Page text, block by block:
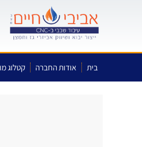
בית אודות החברה קטלוג